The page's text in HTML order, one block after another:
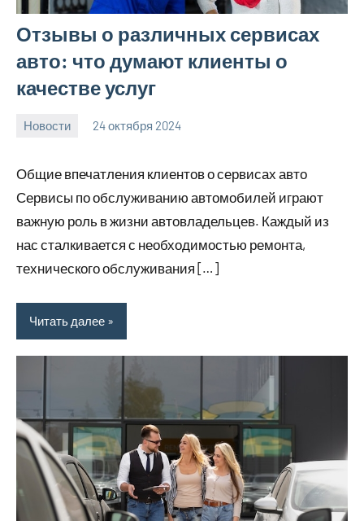
Отзывы о различных сервисах
авто: что думают клиенты о
качестве услуг
Новости 24 октября 2024
Общие впечатления клиентов о сервисах авто
Сервисы по обслуживанию автомобилей играют
важную роль в жизни автовладельцев. Каждый из
нас сталкивается с необходимостью ремонта,
технического обслуживания […]
Читать далее